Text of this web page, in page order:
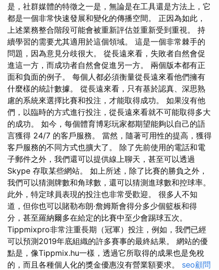
是，社群媒體的特徵之一是，無論是在工具還是方法上，它
都是一個非常快速發展和變化的傳播空間。 正因為如此，
上述業務整合階段可能會被重新評估並重新受到重視。 持
續學習的需要尤其適用於這個領域。 這是一個非常棘手的
問題，因為意見分歧很大。 從長遠來看，失敗者自然會促
進這一方，而成功者自然會促進另一方。 兩個版本都有正
面和負面的例子。 每個人都必須衡量從長遠來看他們擁有
什麼樣的統計數據。 從長遠來看，只有基於認真、深思熟
慮的系統來選擇比賽和投注，才能取得成功。 如果沒有他
們，以臨時的方式進行投注，從長遠來看就不可能取得多大
的成功。 如今，每個體育博彩玩家都期望能夠以自己的語
言獲得 24/7 的客戶服務。 當然，隨著可用性的提高，獲得
客戶服務的不同方式也擴大了。 除了先前使用的電話和電
子郵件之外，我們還可以提供線上聊天，甚至可以透過
Skype 存取某些網站。 如上所述，除了比賽的勝負之外，
我們可以猜測牌數和角球數，還可以猜測進球數和控球率。
此外，特定球員表現的投注也非常受歡迎。 很多人不知
道，但你也可以賭勒布朗·詹姆斯會得分多少個籃板和得
分，甚至羅納爾多在給定的比賽中至少會踢球五次。
Tippmixpro非常注重長期（冠軍）投注，例如，我們已經
可以預測2019年底組織的許多賽事的最終結果。 網站的優
點是，像Tippmix.hu一樣，透過它所取得的成果也是免稅
的，而且各種個人化的獎金優惠沒有營業額要求。 seo顧問